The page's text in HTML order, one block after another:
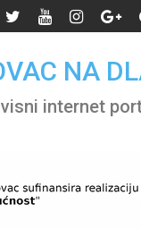
NA
internet